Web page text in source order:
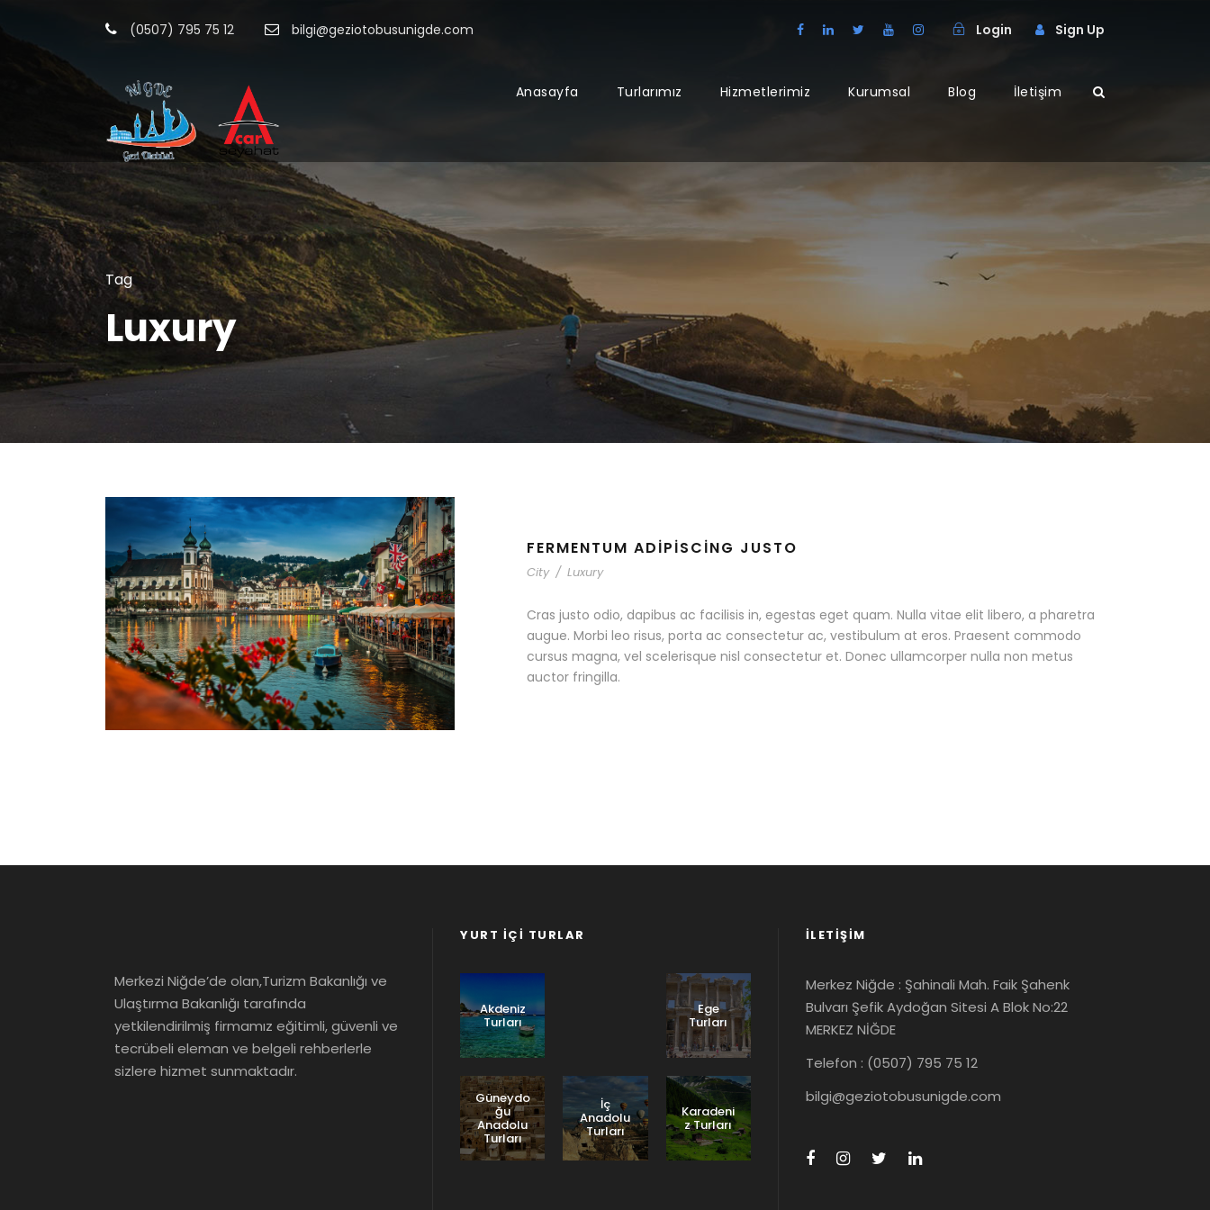
(0507) 795 75 12 bilgi@geziotobusunigde.com Login Sign Up
Anasayfa Turlarımız Hizmetlerimiz Kurumsal Blog İletişim
Tag
Luxury
FERMENTUM ADIPISCING JUSTO
City / Luxury
Cras justo odio, dapibus ac facilisis in, egestas eget quam. Nulla vitae elit libero, a pharetra
augue. Morbi leo risus, porta ac consectetur ac, vestibulum at eros. Praesent commodo
cursus magna, vel scelerisque nisl consectetur et. Donec ullamcorper nulla non metus
auctor fringilla.
Merkezi Niğde’de olan,Turizm Bakanlığı ve
Ulaştırma Bakanlığı tarafında
yetkilendirilmiş firmamız eğitimli, güvenli ve
tecrübeli eleman ve belgeli rehberlerle
sizlere hizmet sunmaktadır.
YURT İÇI TURLAR
Akdeniz
Turları
Ege
Turları
Güneydo
ğu
Anadolu
Turları
İç
Anadolu
Turları
Karadeni
z Turları
İLETIŞIM
Merkez Niğde : Şahinali Mah. Faik Şahenk
Bulvarı Şefik Aydoğan Sitesi A Blok No:22
MERKEZ NİĞDE
Telefon : (0507) 795 75 12
bilgi@geziotobusunigde.com